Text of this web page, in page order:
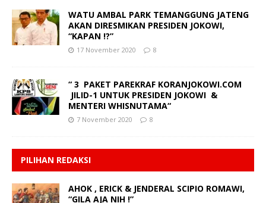
WATU AMBAL PARK TEMANGGUNG JATENG
AKAN DIRESMIKAN PRESIDEN JOKOWI,
“KAPAN !?”
17 November 2020 8
“ 3 PAKET PAREKRAF KORANJOKOWI.COM
JILID-1 UNTUK PRESIDEN JOKOWI &
MENTERI WHISNUTAMA“
7 November 2020 8
PILIHAN REDAKSI
AHOK , ERICK & JENDERAL SCIPIO ROMAWI,
“GILA AJA NIH !”